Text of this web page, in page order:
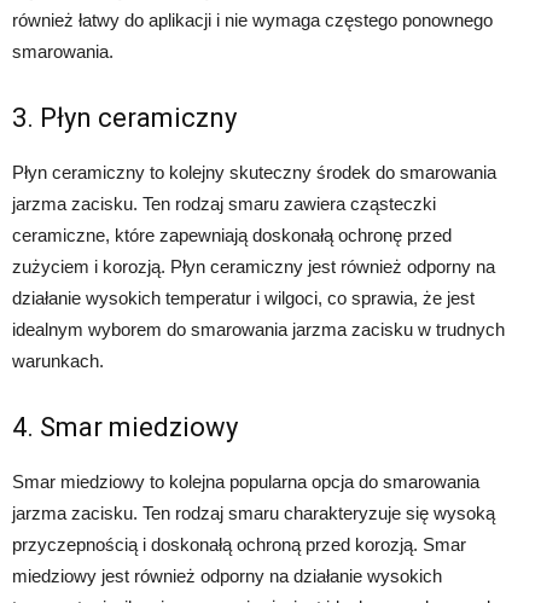
również łatwy do aplikacji i nie wymaga częstego ponownego
smarowania.
3. Płyn ceramiczny
Płyn ceramiczny to kolejny skuteczny środek do smarowania
jarzma zacisku. Ten rodzaj smaru zawiera cząsteczki
ceramiczne, które zapewniają doskonałą ochronę przed
zużyciem i korozją. Płyn ceramiczny jest również odporny na
działanie wysokich temperatur i wilgoci, co sprawia, że jest
idealnym wyborem do smarowania jarzma zacisku w trudnych
warunkach.
4. Smar miedziowy
Smar miedziowy to kolejna popularna opcja do smarowania
jarzma zacisku. Ten rodzaj smaru charakteryzuje się wysoką
przyczepnością i doskonałą ochroną przed korozją. Smar
miedziowy jest również odporny na działanie wysokich